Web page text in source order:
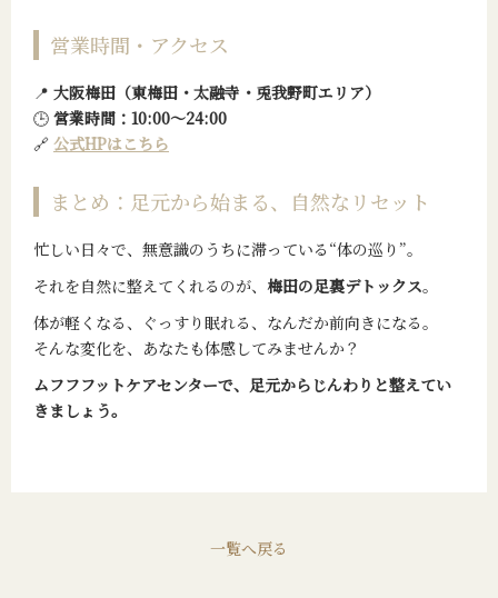
営業時間・アクセス
📍 大阪梅田（東梅田・太融寺・兎我野町エリア）
🕒 営業時間：10:00〜24:00
🔗 公式HPはこちら
まとめ：足元から始まる、自然なリセット
忙しい日々で、無意識のうちに滞っている“体の巡り”。
それを自然に整えてくれるのが、 梅田の足裏デトックス。
体が軽くなる、ぐっすり眠れる、なんだか前向きになる。
そんな変化を、あなたも体感してみませんか？
ムフフフットケアセンターで、足元からじんわりと整えてい
きましょう。
一覧へ戻る